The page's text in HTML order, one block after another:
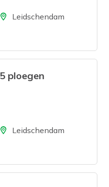
Leidschendam
ploegen
Leidschendam